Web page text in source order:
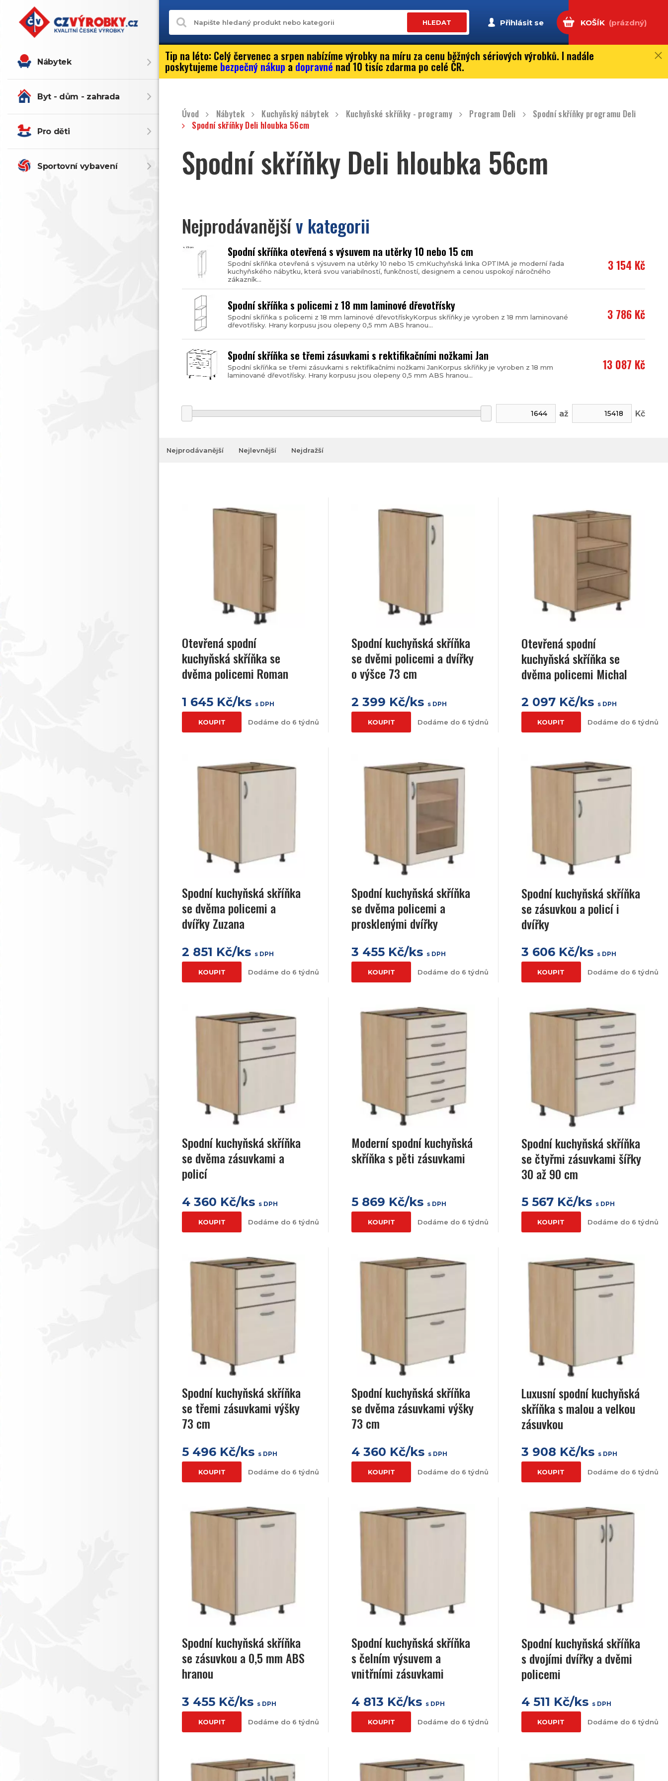
HLEDAT Přihlásit se KOŠÍK (prázdný)
Nábytek
Byt - dům - zahrada
Pro děti
Sportovní vybavení
Tip na léto: Celý červenec a srpen nabízíme výrobky na míru za cenu běžných sériových výrobků. I nadále
poskytujeme bezpečný nákup a dopravné nad 10 tisíc zdarma po celé ČR.
Úvod Nábytek Kuchyňský nábytek Kuchyňské skříňky - programy Program Deli
Spodní skříňky programu Deli
Spodní skříňky Deli hloubka 56cm
Spodní skříňky Deli hloubka 56cm
Nejprodávanějšív kategorii
Spodní skříňka otevřená s výsuvem na utěrky 10 nebo 15 cm
Spodní skříňka otevřená s výsuvem na utěrky 10 nebo 15 cmKuchyňská linka OPTIMA je moderní řada
kuchyňského nábytku, která svou variabilností, funkčností, designem a cenou uspokojí náročného
zákazník...
3 154 Kč
Spodní skříňka s policemi z 18 mm laminové dřevotřísky
Spodní skříňka s policemi z 18 mm laminové dřevotřískyKorpus skříňky je vyroben z 18 mm laminované
dřevotřísky. Hrany korpusu jsou olepeny 0,5 mm ABS hranou...
3 786 Kč
Spodní skříňka se třemi zásuvkami s rektifikačními nožkami Jan
Spodní skříňka se třemi zásuvkami s rektifikačními nožkami JanKorpus skříňky je vyroben z 18 mm
laminované dřevotřísky. Hrany korpusu jsou olepeny 0,5 mm ABS hranou...
13 087 Kč
až Kč
Nejprodávanější Nejlevnější Nejdražší
Otevřená spodní
kuchyňská skříňka se
dvěma policemi Roman
1 645 Kč/ks s DPH
KOUPIT Dodáme do 6 týdnů
Spodní kuchyňská skříňka
se dvěmi policemi a dvířky
o výšce 73 cm
2 399 Kč/ks s DPH
KOUPIT Dodáme do 6 týdnů
Otevřená spodní
kuchyňská skříňka se
dvěma policemi Michal
2 097 Kč/ks s DPH
KOUPIT Dodáme do 6 týdnů
Spodní kuchyňská skříňka
se dvěma policemi a
dvířky Zuzana
2 851 Kč/ks s DPH
KOUPIT Dodáme do 6 týdnů
Spodní kuchyňská skříňka
se dvěma policemi a
prosklenými dvířky
3 455 Kč/ks s DPH
KOUPIT Dodáme do 6 týdnů
Spodní kuchyňská skříňka
se zásuvkou a policí i
dvířky
3 606 Kč/ks s DPH
KOUPIT Dodáme do 6 týdnů
Spodní kuchyňská skříňka
se dvěma zásuvkami a
policí
4 360 Kč/ks s DPH
KOUPIT Dodáme do 6 týdnů
Moderní spodní kuchyňská
skříňka s pěti zásuvkami
5 869 Kč/ks s DPH
KOUPIT Dodáme do 6 týdnů
Spodní kuchyňská skříňka
se čtyřmi zásuvkami šířky
30 až 90 cm
5 567 Kč/ks s DPH
KOUPIT Dodáme do 6 týdnů
Spodní kuchyňská skříňka
se třemi zásuvkami výšky
73 cm
5 496 Kč/ks s DPH
KOUPIT Dodáme do 6 týdnů
Spodní kuchyňská skříňka
se dvěma zásuvkami výšky
73 cm
4 360 Kč/ks s DPH
KOUPIT Dodáme do 6 týdnů
Luxusní spodní kuchyňská
skříňka s malou a velkou
zásuvkou
3 908 Kč/ks s DPH
KOUPIT Dodáme do 6 týdnů
Spodní kuchyňská skříňka
se zásuvkou a 0,5 mm ABS
hranou
3 455 Kč/ks s DPH
KOUPIT Dodáme do 6 týdnů
Spodní kuchyňská skříňka
s čelním výsuvem a
vnitřními zásuvkami
4 813 Kč/ks s DPH
KOUPIT Dodáme do 6 týdnů
Spodní kuchyňská skříňka
s dvojími dvířky a dvěmi
policemi
4 511 Kč/ks s DPH
KOUPIT Dodáme do 6 týdnů